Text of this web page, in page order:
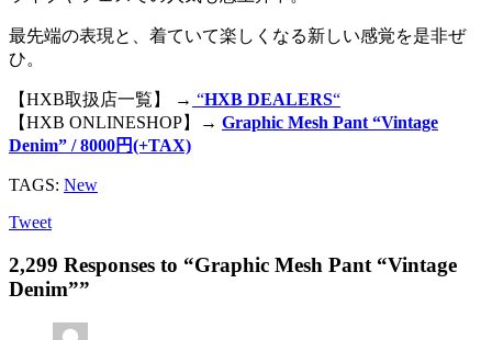
最先端の表現と、着ていて楽しくなる新しい感覚を是非ぜ
ひ。
【HXB取扱店一覧】 → “HXB DEALERS“
【HXB ONLINESHOP】→ Graphic Mesh Pant “Vintage
Denim” / 8000円(+TAX)
TAGS: New
Tweet
2,299 Responses to “Graphic Mesh Pant “Vintage
Denim””